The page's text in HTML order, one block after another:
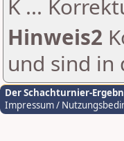
K ...
Hinweis2
und sind in
Der Schachturnier-
Impressum /